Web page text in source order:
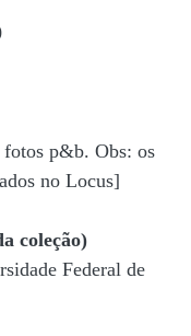
p&b. Obs: os
no Locus]
coleção)
Federal de